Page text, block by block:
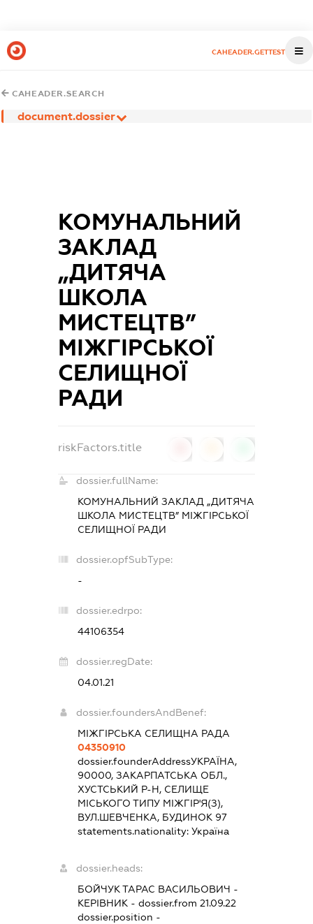
CAHEADER.GETTEST
CAHEADER.SEARCH
document.dossier
КОМУНАЛЬНИЙ
ЗАКЛАД
„ДИТЯЧА
ШКОЛА
МИСТЕЦТВ”
МІЖГІРСЬКОЇ
СЕЛИЩНОЇ
РАДИ
riskFactors.title
dossier.fullName:
КОМУНАЛЬНИЙ ЗАКЛАД „ДИТЯЧА
ШКОЛА МИСТЕЦТВ” МІЖГІРСЬКОЇ
СЕЛИЩНОЇ РАДИ
dossier.opfSubType:
-
dossier.edrpo:
44106354
dossier.regDate:
04.01.21
dossier.foundersAndBenef:
МІЖГІРСЬКА СЕЛИЩНА РАДА
04350910
dossier.founderAddressУКРАЇНА,
90000, ЗАКАРПАТСЬКА ОБЛ.,
ХУСТСЬКИЙ Р-Н, СЕЛИЩЕ
МІСЬКОГО ТИПУ МІЖГІР'Я(З),
ВУЛ.ШЕВЧЕНКА, БУДИНОК 97
statements.nationality: Україна
dossier.heads:
БОЙЧУК ТАРАС ВАСИЛЬОВИЧ -
КЕРІВНИК- dossier.from 21.09.22
dossier.position -